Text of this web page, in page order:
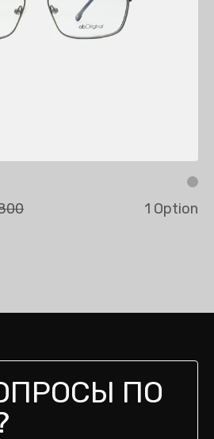
1 Option
ПО